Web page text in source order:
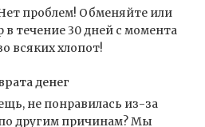
проблем! Обменяйте или
в течение 30 дней с момента
всяких хлопот!
денег
не понравилась из-за
другим причинам? Мы